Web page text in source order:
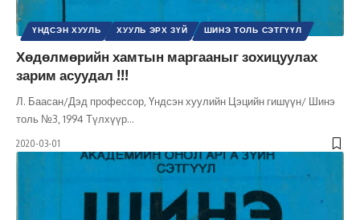
ҮНДСЭН ХУУЛЬ ХУУЛЬ ЭРХ ЗҮЙ ШИНЭ ТОЛЬ СЭТГҮҮЛ
Хөдөлмөрийн хамтын маргааныг зохицуулах
зарим асуудал !!!
Л. Баасан/Дэд профессор, Үндсэн хуулийн Цэцийн гишүүн/ Шинэ
толь №3, 1994 Түлхүүр…
2020-03-01